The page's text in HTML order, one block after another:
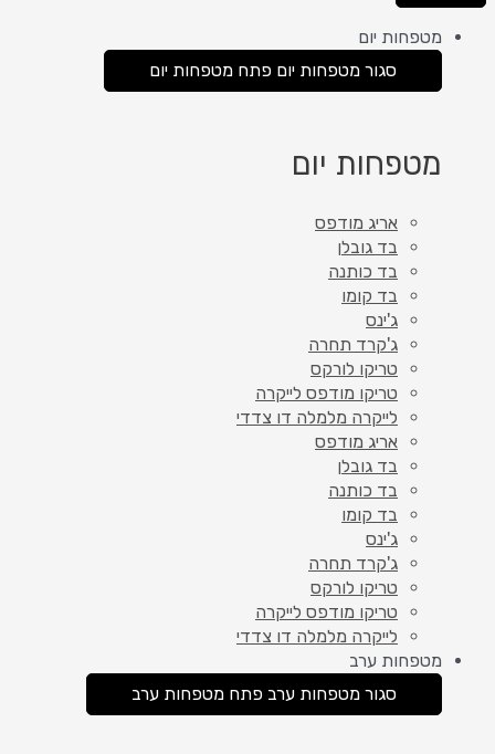
מטפחות יום
סגור מטפחות יום פתח מטפחות יום
מטפחות יום
אריג מודפס
בד גובלן
בד כותנה
בד קומו
ג'ינס
ג'קרד תחרה
טריקו לורקס
טריקו מודפס לייקרה
לייקרה מלמלה דו צדדי
אריג מודפס
בד גובלן
בד כותנה
בד קומו
ג'ינס
ג'קרד תחרה
טריקו לורקס
טריקו מודפס לייקרה
לייקרה מלמלה דו צדדי
מטפחות ערב
סגור מטפחות ערב פתח מטפחות ערב